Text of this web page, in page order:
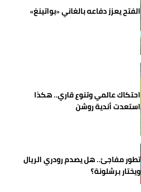
الفتح يعزز دفاعه بالغاني «بواتينغ»
احتكاك عالمي وتنوع قاري.. هكذا
استعدت أندية روشن
تطور مفاجئ.. هل يصدم رودري الريال
ويختار برشلونة؟